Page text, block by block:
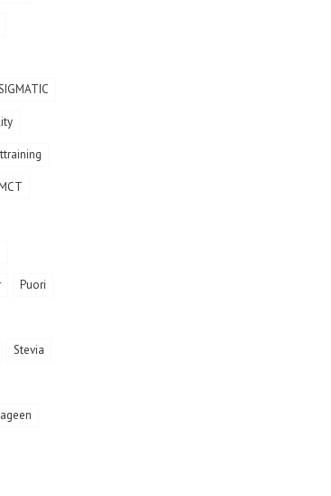
Puori
Stevia